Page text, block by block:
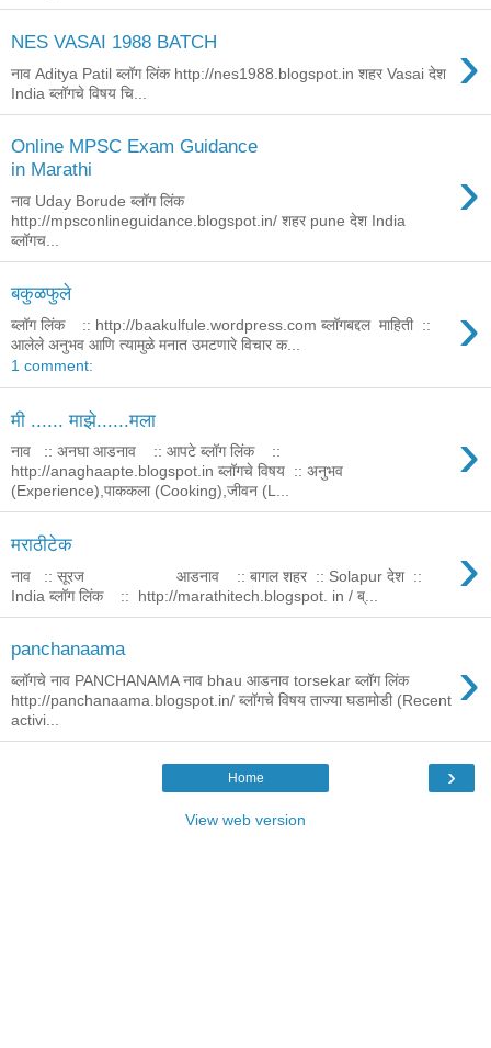
NES VASAI 1988 BATCH ›
नाव Aditya Patil ब्लॉग लिंक http://nes1988.blogspot.in शहर Vasai देश
India ब्लॉगचे विषय चि...
Online MPSC Exam Guidance
in Marathi
›
नाव Uday Borude ब्लॉग लिंक
http://mpsconlineguidance.blogspot.in/ शहर pune देश India
ब्लॉगच...
बकुळफुले ›
ब्लॉग लिंक :: http://baakulfule.wordpress.com ब्लॉगबद्दल माहिती ::
आलेले अनुभव आणि त्यामुळे मनात उमटणारे विचार क...
1 comment:
मी ...... माझे......मला ›
नाव :: अनघा आडनाव :: आपटे ब्लॉग लिंक ::
http://anaghaapte.blogspot.in ब्लॉगचे विषय :: अनुभव
(Experience),पाककला (Cooking),जीवन (L...
मराठीटेक ›
नाव :: सूरज आडनाव :: बागल शहर :: Solapur देश ::
India ब्लॉग लिंक :: http://marathitech.blogspot. in / ब्...
panchanaama ›
ब्लॉगचे नाव PANCHANAMA नाव bhau आडनाव torsekar ब्लॉग लिंक
http://panchanaama.blogspot.in/ ब्लॉगचे विषय ताज्या घडामोडी (Recent
activi...
›
Home
View web version